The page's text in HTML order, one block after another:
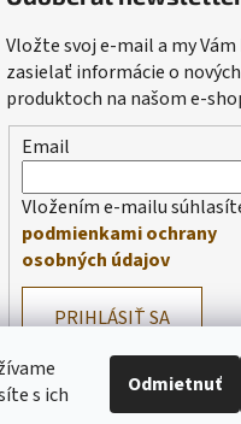
s ich
Odmietnuť
Vložte svoj e-mail a my Vám
zasielať informácie o nových
produktoch na našom e-
Email
Vložením e-mailu
podmienkami ochrany
osobných údajov
PRIHLÁSIŤ SA